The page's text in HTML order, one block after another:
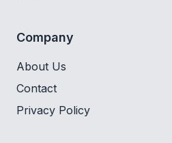
Company
About Us
Contact
Privacy Policy